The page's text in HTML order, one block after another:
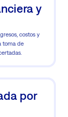
y
costos y
toma de
por